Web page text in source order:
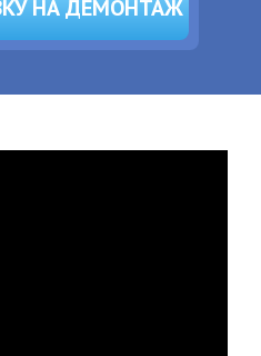
НА ДЕМОНТАЖ